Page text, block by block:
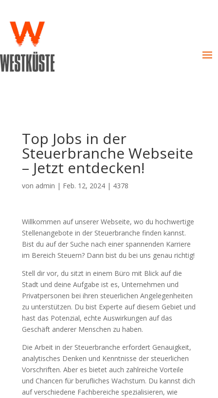
Top Jobs in der
Steuerbranche Webseite
– Jetzt entdecken!
von admin | Feb. 12, 2024| 4378
Willkommen auf unserer Webseite, wo du hochwertige
Stellenangebote in der Steuerbranche finden kannst.
Bist du auf der Suche nach einer spannenden Karriere
im Bereich Steuern? Dann bist du bei uns genau richtig!
Stell dir vor, du sitzt in einem Büro mit Blick auf die
Stadt und deine Aufgabe ist es, Unternehmen und
Privatpersonen bei ihren steuerlichen Angelegenheiten
zu unterstützen. Du bist Experte auf diesem Gebiet und
hast das Potenzial, echte Auswirkungen auf das
Geschäft anderer Menschen zu haben.
Die Arbeit in der Steuerbranche erfordert Genauigkeit,
analytisches Denken und Kenntnisse der steuerlichen
Vorschriften. Aber es bietet auch zahlreiche Vorteile
und Chancen für berufliches Wachstum. Du kannst dich
auf verschiedene Fachbereiche spezialisieren, wie